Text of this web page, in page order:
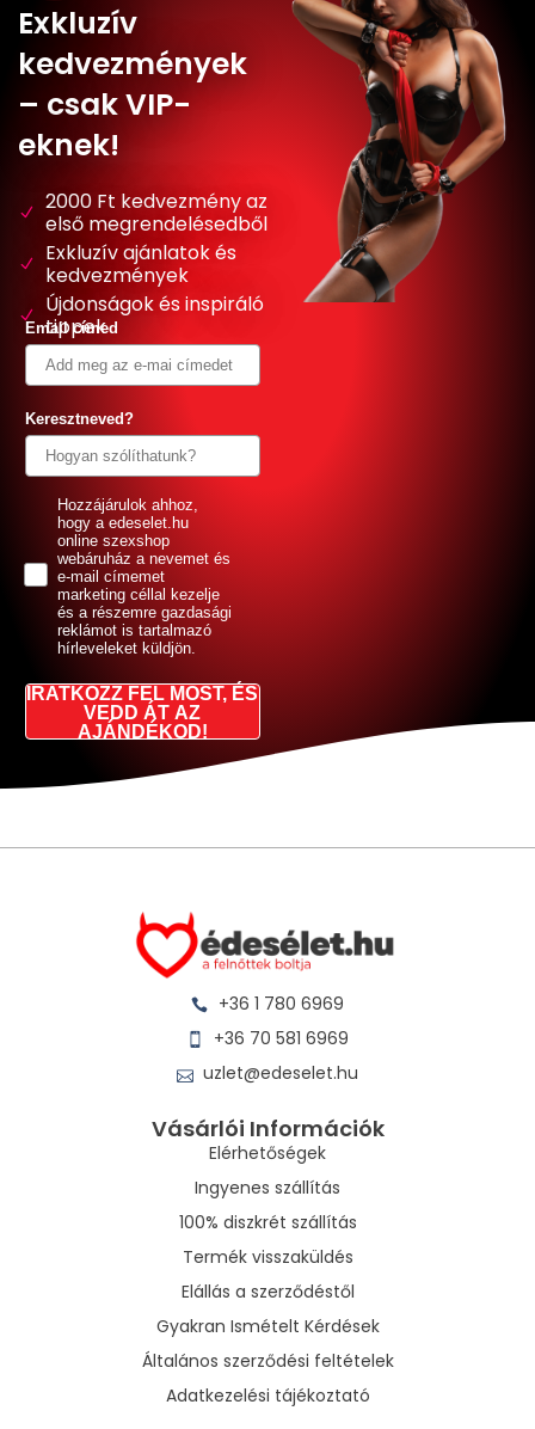
Exkluzív
kedvezmények
– csak VIP-
eknek!
2000 Ft kedvezmény az
első megrendelésedből
Exkluzív ajánlatok és
kedvezmények
Újdonságok és inspiráló
tippek
Email címed
Keresztneved?
GDPRHozzájárulok ahhoz,
hogy a edeselet.hu
online szexshop
webáruház a nevemet és
e-mail címemet
marketing céllal kezelje
és a részemre gazdasági
reklámot is tartalmazó
hírleveleket küldjön.
IRATKOZZ FEL MOST, ÉS
VEDD ÁT AZ
AJÁNDÉKOD!
+36 1 780 6969
+36 70 581 6969
uzlet@edeselet.hu
Vásárlói Információk
Elérhetőségek
Ingyenes szállítás
100% diszkrét szállítás
Termék visszaküldés
Elállás a szerződéstől
Gyakran Ismételt Kérdések
Általános szerződési feltételek
Adatkezelési tájékoztató